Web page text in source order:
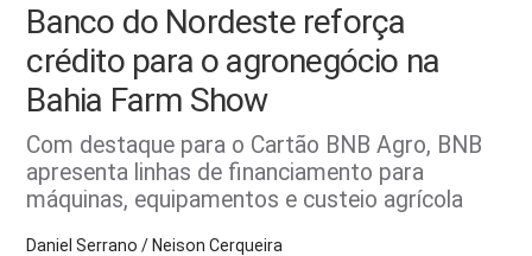
Banco do Nordeste reforça
crédito para o agronegócio na
Bahia Farm Show
Com destaque para o Cartão BNB Agro, BNB
apresenta linhas de financiamento para
máquinas, equipamentos e custeio agrícola
Daniel Serrano / Neison Cerqueira